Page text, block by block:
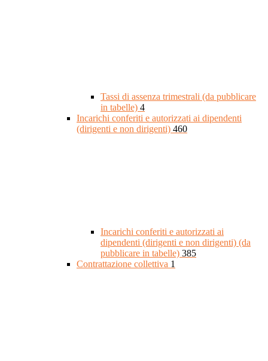
Tassi di assenza trimestrali (da pubblicare
in tabelle) 4
Incarichi conferiti e autorizzati ai dipendenti
(dirigenti e non dirigenti) 460
Incarichi conferiti e autorizzati ai
dipendenti (dirigenti e non dirigenti) (da
pubblicare in tabelle) 385
Contrattazione collettiva 1